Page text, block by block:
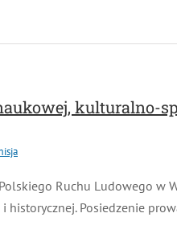
kulturalno-
Ruchu Ludowego w
Posiedzenie